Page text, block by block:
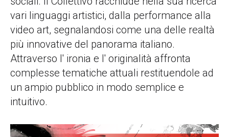
vari linguaggi artistici, dalla performance alla
video art, segnalandosi come una delle realtà
più innovative del panorama italiano.
Attraverso l' ironia e l' originalità affronta
complesse tematiche attuali restituendole ad
un ampio pubblico in modo semplice e
intuitivo.